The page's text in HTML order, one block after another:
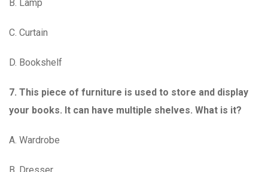
B. Lamp
C. Curtain
D. Bookshelf
7. This piece of furniture is used to store and display
your books. It can have multiple shelves. What is it?
A. Wardrobe